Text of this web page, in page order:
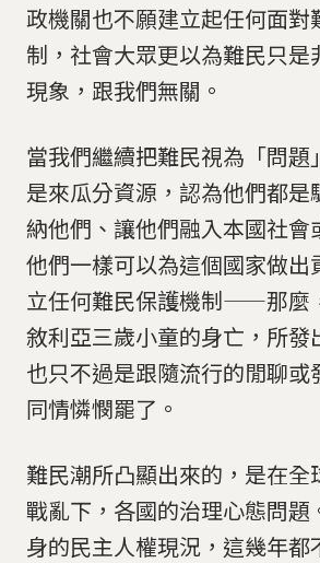
政機關也不願建立起任何面對
制，社會大眾更以為難民只是
現象，跟我們無關。
當我們繼續把難民視為「問題
是來瓜分資源，認為他們都是
納他們、讓他們融入本國社會
他們一樣可以為這個國家做出
立任何難民保護機制——那麼
敘利亞三歲小童的身亡，所發
也只不過是跟隨流行的閒聊或
同情憐憫罷了。
難民潮所凸顯出來的，是在全
戰亂下，各國的治理心態問題
身的民主人權現況，這幾年都